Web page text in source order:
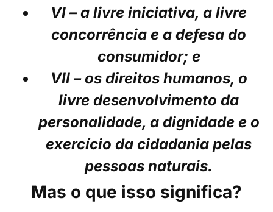
VI – a livre iniciativa, a livre
concorrência e a defesa do
consumidor; e
VII – os direitos humanos, o
livre desenvolvimento da
personalidade, a dignidade e o
exercício da cidadania pelas
pessoas naturais.
Mas o que isso significa?